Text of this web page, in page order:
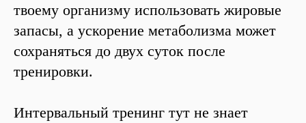
твоему организму использовать жировые
запасы, а ускорение метаболизма может
сохраняться до двух суток после
тренировки.
Интервальный тренинг тут не знает